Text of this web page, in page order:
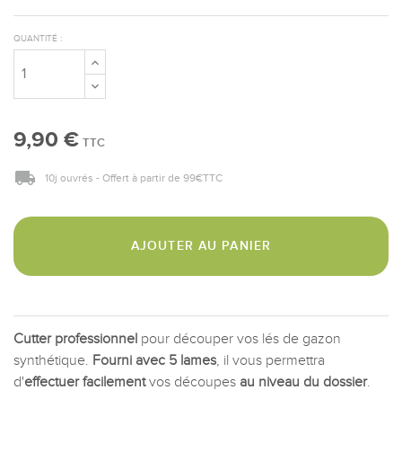
9,90 € TTC
10j ouvrés - Offert à partir de 99€TTC
QUANTITÉ :
AJOUTER AU PANIER
Cutter professionnel pour découper vos lés de gazon
synthétique. Fourni avec 5 lames, il vous permettra
d'effectuer facilementvos découpes au niveau du dossier.